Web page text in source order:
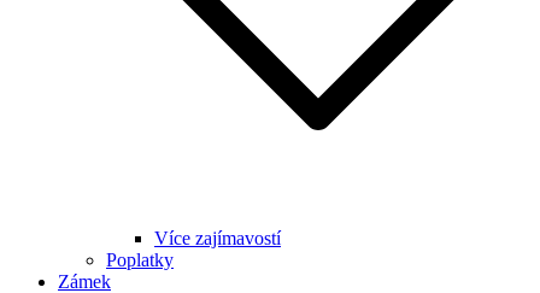
Více zajímavostí
Poplatky
Zámek